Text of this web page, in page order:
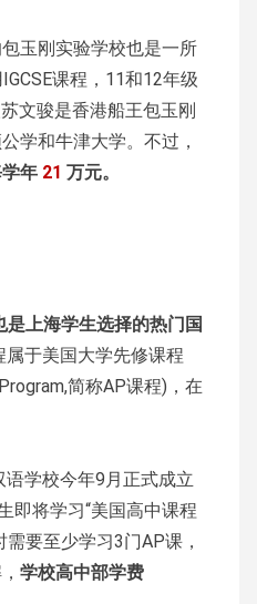
玉刚实验学校也是一所
课程，11和12年级
文骏是香港船王包玉刚
学和牛津大学。不过，
学年 21 万元。
是上海学生选择的热门国
属于美国大学先修课程
简称AP课程)，在
学校今年9月正式成立
即将学习“美国高中课程
要至少学习3门AP课，
学校高中部学费